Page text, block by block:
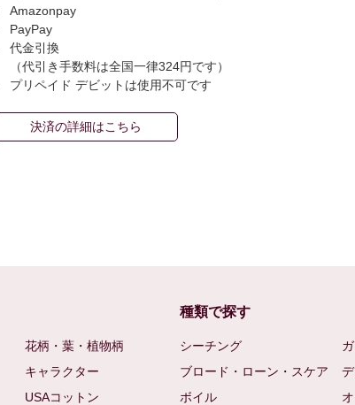
Amazonpay
PayPay
代金引換
（代引き手数料は全国一律324円です）
プリペイド デビットは使用不可です
決済の詳細はこちら
花柄・葉・植物柄
キャラクター
USAコットン
種類で探す
シーチング
ブロード・ローン・スケア
ボイル